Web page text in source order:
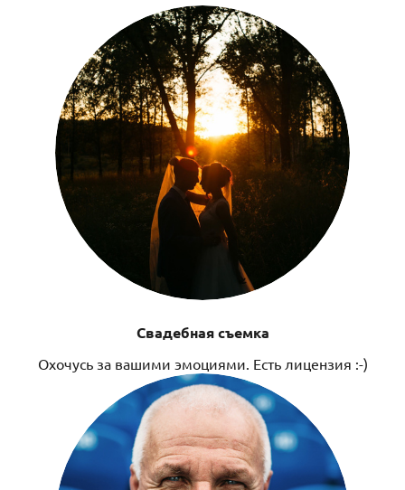
Свадебная съемка
Охочусь за вашими эмоциями. Есть лицензия :-)